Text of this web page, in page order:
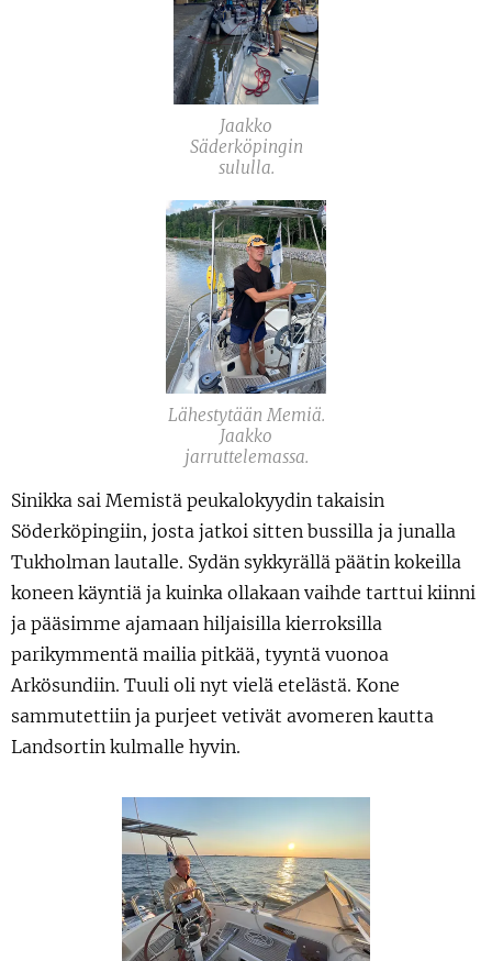
Jaakko
Säderköpingin
sululla.
Lähestytään Memiä.
Jaakko
jarruttelemassa.
Sinikka sai Memistä peukalokyydin takaisin
Söderköpingiin, josta jatkoi sitten bussilla ja junalla
Tukholman lautalle. Sydän sykkyrällä päätin kokeilla
koneen käyntiä ja kuinka ollakaan vaihde tarttui kiinni
ja pääsimme ajamaan hiljaisilla kierroksilla
parikymmentä mailia pitkää, tyyntä vuonoa
Arkösundiin. Tuuli oli nyt vielä etelästä. Kone
sammutettiin ja purjeet vetivät avomeren kautta
Landsortin kulmalle hyvin.